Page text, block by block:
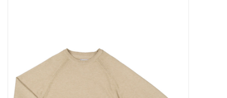
Schoenen en Tassen
Speelgoed